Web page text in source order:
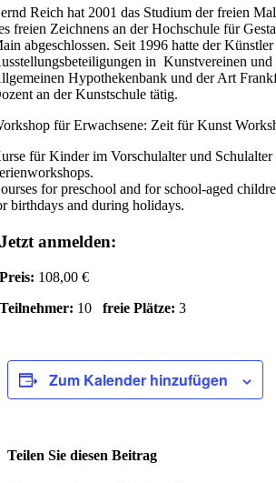
Reich hat 2001 das Studium der freien
freien Zeichnens an der Hochschule für
abgeschlossen. Seit 1996 hatte der
in Kunstvereinen
Hypothekenbank und der Art
an der Kunstschule tätig.
für Erwachsene: Zeit für Kunst
für Kinder im Vorschulalter und Schulalter
for preschool and for school-aged
birthdays and during holidays.
Jetzt anmelden:
Preis: 108,00 €
Teilnehmer: 10freie Plätze: 3
Zum Kalender hinzufügen
Teilen Sie diesen Beitrag